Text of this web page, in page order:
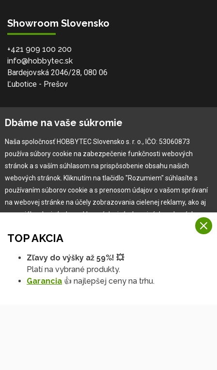
Showroom Slovensko
+421 909 100 200
info@hobbytec.sk
Bardejovská 2046/28, 080 06
Ľubotice - Prešov
Ochranná známka
Vlastná výroba
Náš Hobbytec tím
Kontaktné údaje
Naša história
Kariéra
Garancia najlepšej ceny
Užívateľský manuál
Obchodné podmienky
TOP AKCIA
Zľavy do výšky až 59%! 💥
Platí na vybrané produkty.
Garancia 👍 najlepšej ceny na trhu.
Dbáme na vaše súkromie
Naša spoločnosť HOBBYTEC Slovensko s. r. o., IČO: 53060873
používa súbory cookie na zabezpečenie funkčnosti webových
stránok a s vaším súhlasom na prispôsobenie obsahu našich
webových stránok. Kliknutím na tlačidlo "Rozumiem" súhlasíte s
používaním súborov cookie a s prenosom údajov o vašom správaní
na webovej stránke na účely zobrazovania cielenej reklamy, ako aj
na sociálnych sieťach a reklamných sieťach na iných webových
Viac informácií
Na našich webových stránkach používame niekoľko kategórií
Rozumiem